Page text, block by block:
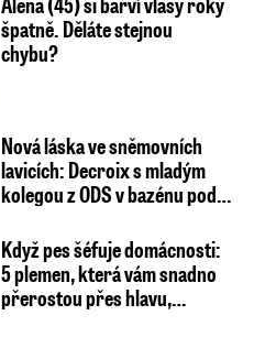
špatně. Děláte stejnou
chybu?
Nová láska ve sněmovních
lavicích: Decroix s mladým
kolegou z ODS v bazénu pod…
Když pes šéfuje domácnosti:
5 plemen, která vám snadno
přerostou přes hlavu,…